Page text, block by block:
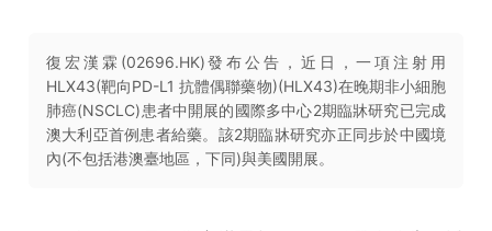
復宏漢霖(02696.HK)發布公告，近日，一項注射用
HLX43(靶向PD-L1 抗體偶聯藥物)(HLX43)在晚期非小細胞
肺癌(NSCLC)患者中開展的國際多中心2期臨牀研究已完成
澳大利亞首例患者給藥。該2期臨牀研究亦正同步於中國境
內(不包括港澳臺地區，下同)與美國開展。